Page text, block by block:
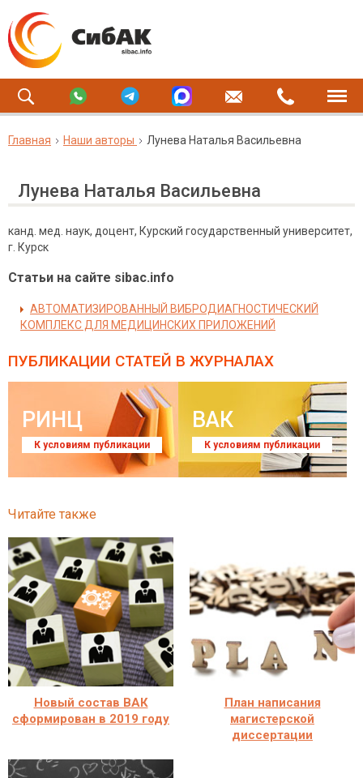
Главная Наши авторы Лунева Наталья Васильевна
Лунева Наталья Васильевна
канд. мед. наук, доцент, Курский государственный университет,
г. Курск
Статьи на сайте sibac.info
АВТОМАТИЗИРОВАННЫЙ ВИБРОДИАГНОСТИЧЕСКИЙ
КОМПЛЕКС ДЛЯ МЕДИЦИНСКИХ ПРИЛОЖЕНИЙ
ПУБЛИКАЦИИ СТАТЕЙ В ЖУРНАЛАХ
РИНЦ
К условиям публикации
ВАК
К условиям публикации
Читайте также
Новый состав ВАК
сформирован в 2019 году
План написания
магистерской
диссертации